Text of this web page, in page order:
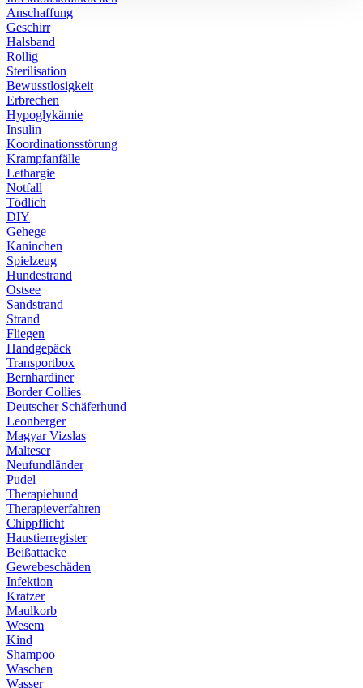
Anschaffung
Geschirr
Halsband
Rollig
Sterilisation
Bewusstlosigkeit
Erbrechen
Hypoglykämie
Insulin
Koordinationsstörung
Krampfanfälle
Lethargie
Notfall
Tödlich
DIY
Gehege
Kaninchen
Spielzeug
Hundestrand
Ostsee
Sandstrand
Strand
Fliegen
Handgepäck
Transportbox
Bernhardiner
Border Collies
Deutscher Schäferhund
Leonberger
Magyar Vizslas
Malteser
Neufundländer
Pudel
Therapiehund
Therapieverfahren
Chippflicht
Haustierregister
Beißattacke
Gewebeschäden
Infektion
Kratzer
Maulkorb
Wesem
Kind
Shampoo
Waschen
Wasser